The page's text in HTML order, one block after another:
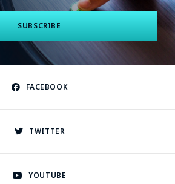
SUBSCRIBE
FACEBOOK
TWITTER
YOUTUBE